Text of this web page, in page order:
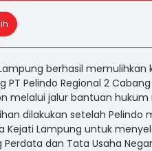
berhasil memulihkan
PT Pelindo Regional 2
melalui jalur bantuan hukum
dilakukan setelah Pelindo
Kejati Lampung untuk
Perdata dan Tata Usaha